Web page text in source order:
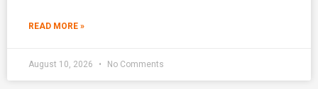
READ MORE »
August 10, 2026 No Comments